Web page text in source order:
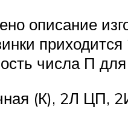
описание
числа П
(К), 2Л ЦП,